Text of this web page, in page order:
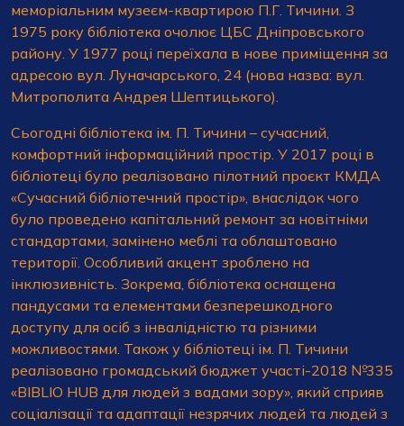
меморіальним музеєм-квартирою П.Г. Тичини. З
1975 року бібліотека очолює ЦБС Дніпровського
району. У 1977 році переїхала в нове приміщення за
адресою вул. Луначарського, 24 (нова назва: вул.
Митрополита Андрея Шептицького).
Сьогодні бібліотека ім. П. Тичини – сучасний,
комфортний інформаційний простір. У 2017 році в
бібліотеці було реалізовано пілотний проєкт КМДА
«Сучасний бібліотечний простір», внаслідок чого
було проведено капітальний ремонт за новітніми
стандартами, замінено меблі та облаштовано
території. Особливий акцент зроблено на
інклюзивність. Зокрема, бібліотека оснащена
пандусами та елементами безперешкодного
доступу для осіб з інвалідністю та різними
можливостями. Також у бібліотеці ім. П. Тичини
реалізовано громадський бюджет участі-2018 №335
«BIBLIO HUB для людей з вадами зору», який сприяв
соціалізації та адаптації незрячих людей та людей з